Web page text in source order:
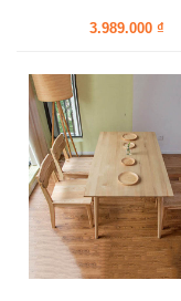
3.989.000 ₫